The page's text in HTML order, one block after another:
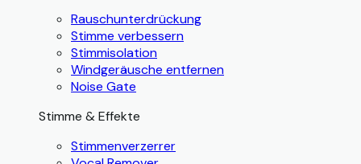
Rauschunterdrückung
Stimme verbessern
Stimmisolation
Windgeräusche entfernen
Noise Gate
Stimme & Effekte
Stimmenverzerrer